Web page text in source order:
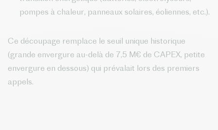
pompes à chaleur, panneaux solaires, éoliennes, etc.).
Ce découpage remplace le seuil unique historique
(grande envergure au-delà de 7,5 M€ de CAPEX, petite
envergure en dessous) qui prévalait lors des premiers
appels.